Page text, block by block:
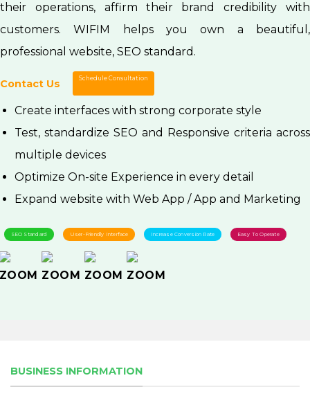
their operations, affirm their brand credibility with
customers. WIFIM helps you own a beautiful,
professional website, SEO standard.
Contact Us Schedule Consultation
Create interfaces with strong corporate style
Test, standardize SEO and Responsive criteria across
multiple devices
Optimize On-site Experience in every detail
Expand website with Web App / App and Marketing
SEO Standard User-Friendly Interface Increase Conversion Rate Easy To Operate
BUSINESS INFORMATION